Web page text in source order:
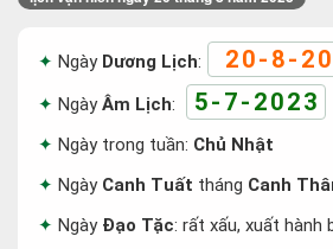
Ngày Dương Lịch: 20-8-
NgàyÂm Lịch: 5-7-2023
Ngày trong tuần: Chủ Nhật
Ngày Canh Tuất tháng Canh
Ngày Đạo Tặc: rất xấu, xuất hành